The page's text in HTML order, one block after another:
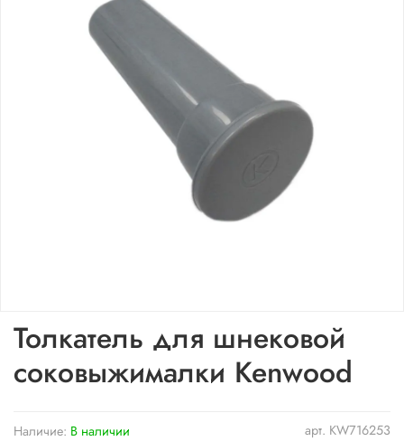
арт. KW716253
Наличие: В наличии
Толкатель для шнековой
соковыжималки Kenwood